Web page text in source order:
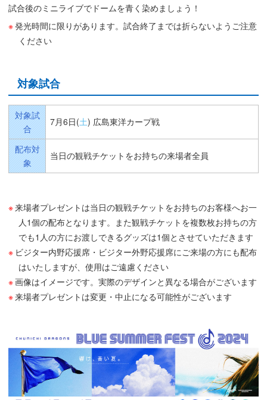
試合後のミニライブでドームを青く染めましょう！
発光時間に限りがあります。試合終了までは折らないようご注意
ください
対象試合
対象試
合
7月6日(土) 広島東洋カープ戦
配布対
象
当日の観戦チケットをお持ちの来場者全員
来場者プレゼントは当日の観戦チケットをお持ちのお客様へお一
人1個の配布となります。また観戦チケットを複数枚お持ちの方
でも1人の方にお渡しできるグッズは1個とさせていただきます
ビジター内野応援席・ビジター外野応援席にご来場の方にも配布
はいたしますが、使用はご遠慮ください
画像はイメージです。実際のデザインと異なる場合がございます
来場者プレゼントは変更・中止になる可能性がございます